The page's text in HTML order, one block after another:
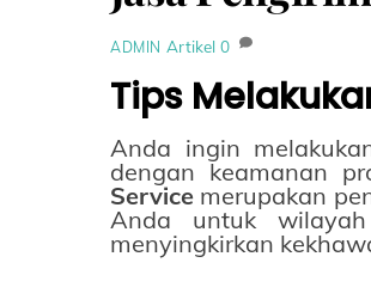
ADMIN Artikel 0
Tips
Anda ingin
dengan keamanan
Service merupakan
Anda untuk
menyingkirkan